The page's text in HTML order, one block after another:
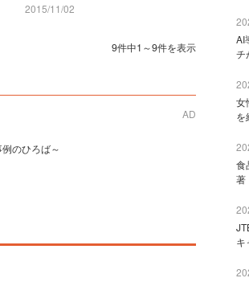
2015/11/02
9件中1～9件を表示
AD
のひろば～
AI
チ
女
を
食
著
キ